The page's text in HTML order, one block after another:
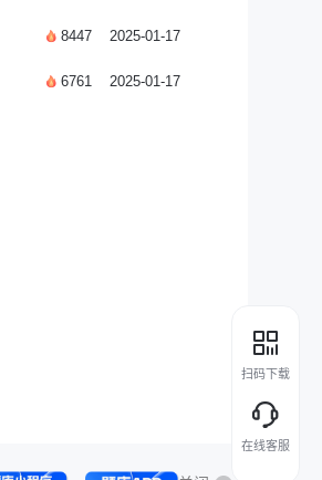
8447 2025-01-17
6761 2025-01-17
扫码下载
在线客服